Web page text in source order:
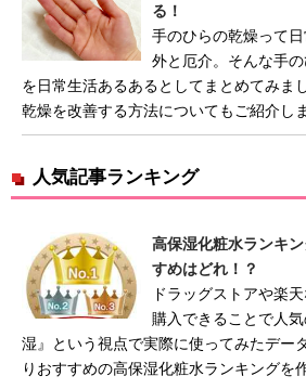
る！
手のひらの乾燥って
外と厄介。そんな手
を日常生活あるあるとしてまとめてみま
乾燥を改善する方法についてもご紹介
人気記事ランキング
高保湿化粧水ランキ
すめはどれ！？
ドラッグストアや楽
購入できることで人
湿』という視点で実際に使ってみたデー
りおすすめの高保湿化粧水ランキングを